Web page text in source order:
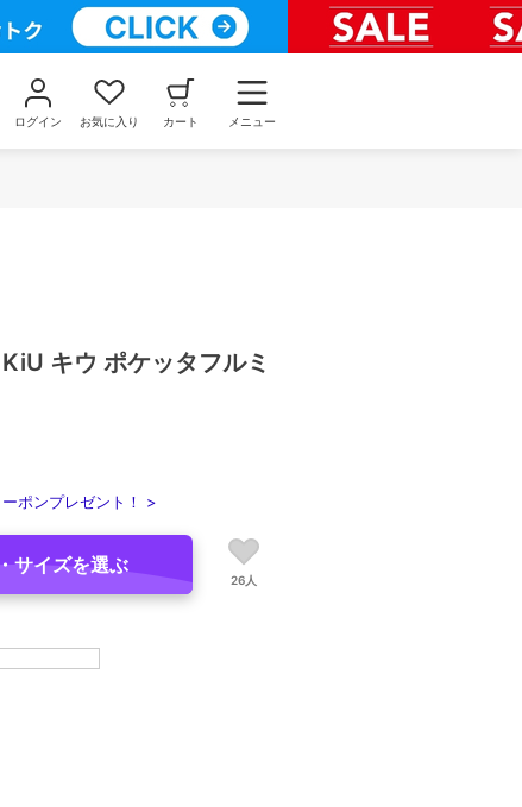
ログイン お気に入り カート メニュー
KiU キウ ポケッタフルミ
ーポンプレゼント！ >
サイズを選ぶ
26人